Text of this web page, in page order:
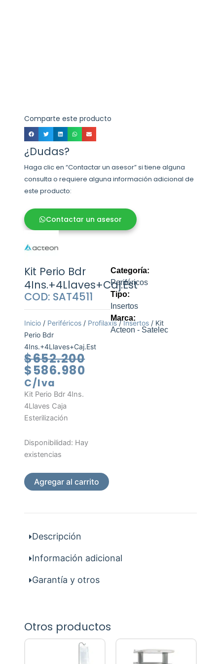
Comparte este producto
¿Dudas?
Haga clic en “Contactar un asesor” si tiene alguna
consulta o requiere alguna información adicional de
este producto:
Contactar un asesor
Kit Perio Bdr
4Ins.+4Llaves+Caj.Est
COD: SAT4511
Inicio / Periféricos / Profilaxis/Insertos / Kit
Perio Bdr
4Ins.+4Llaves+Caj.Est
$652.200El
$586.980
El
C/Iva
Kit Perio Bdr 4Ins.
4Llaves Caja
Esterilización
Disponibilidad: Hay
existencias
Kit
Perio
4Ins.+4Llaves+Caj.Est
cantidad
Agregar al carrito
Categoría:
Periféricos
Tipo:
Insertos
Marca:
Acteon - Satelec
Descripción
Información adicional
Garantía y otros
Otros productos